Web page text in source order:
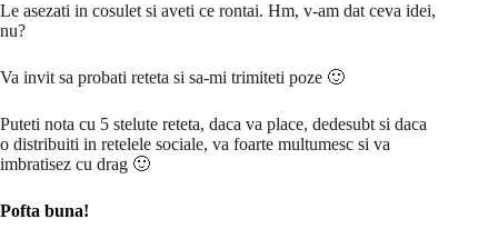
Le asezati in cosulet si aveti ce rontai. Hm, v-am dat ceva idei,
nu?
Va invit sa probati reteta si sa-mi trimiteti poze 🙂
Puteti nota cu 5 stelute reteta, daca va place, dedesubt si daca
o distribuiti in retelele sociale, va foarte multumesc si va
imbratisez cu drag 🙂
Pofta buna!